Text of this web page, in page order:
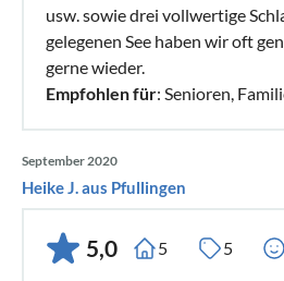
usw. sowie drei vollwertige
gelegenen See haben wir oft
gerne wieder.
Empfohlen für: Senioren,
September 2020
Heike J. aus Pfullingen
5,0 5 5